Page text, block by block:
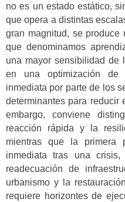
no es un estado estático,
que opera a distintas
gran magnitud, se
que denominamos
una mayor sensibilidad de
en una optimización de
inmediata por parte de los
determinantes para
embargo, conviene
reacción rápida y la
mientras que la primera
inmediata tras una
readecuación de
urbanismo y la
requiere horizontes de